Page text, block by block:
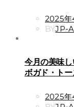
ON
2025年
BYJP-
今月の美味
ボガド・トー
2025年